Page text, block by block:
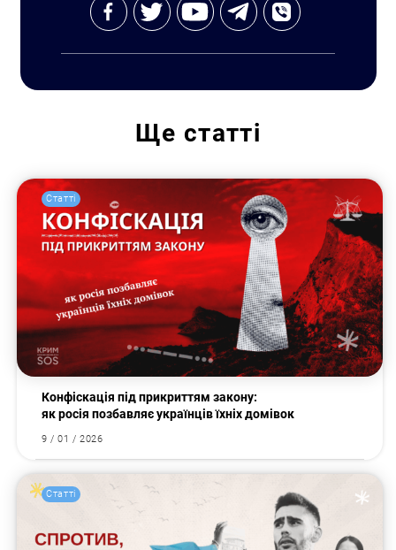
Ще статті
Статті
Конфіскація під прикриттям закону:
як росія позбавляє українців їхніх домівок
9 / 01 / 2026
Статті